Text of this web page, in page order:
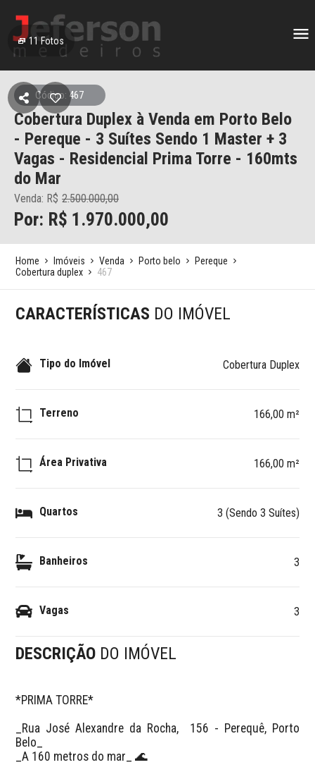
11 Fotos
Código: 467
Cobertura Duplex à Venda em Porto Belo
- Pereque - 3 Suítes Sendo 1 Master + 3
Vagas - Residencial Prima Torre - 160mts
do Mar
Venda: R$ 2.500.000,00
Por: R$ 1.970.000,00
Home Imóveis Venda Porto belo
Pereque
Cobertura duplex
467
CARACTERÍSTICAS DO IMÓVEL
Tipo do Imóvel Cobertura Duplex
Terreno 166,00 m²
Área Privativa 166,00 m²
Quartos 3 (Sendo 3 Suítes)
Banheiros 3
Vagas 3
DESCRIÇÃO DO IMÓVEL
*PRIMA TORRE*
_Rua José Alexandre da Rocha,  156 - Perequê, Porto
Belo_
_A 160 metros do mar_ 🌊